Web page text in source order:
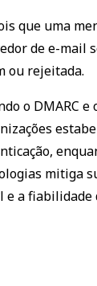
que uma
de e-mail
ou rejeitada.
o DMARC
mitiga
e a fiabilidade